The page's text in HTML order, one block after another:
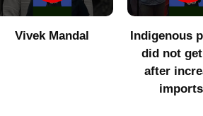
Indigenous products
overnment
contract